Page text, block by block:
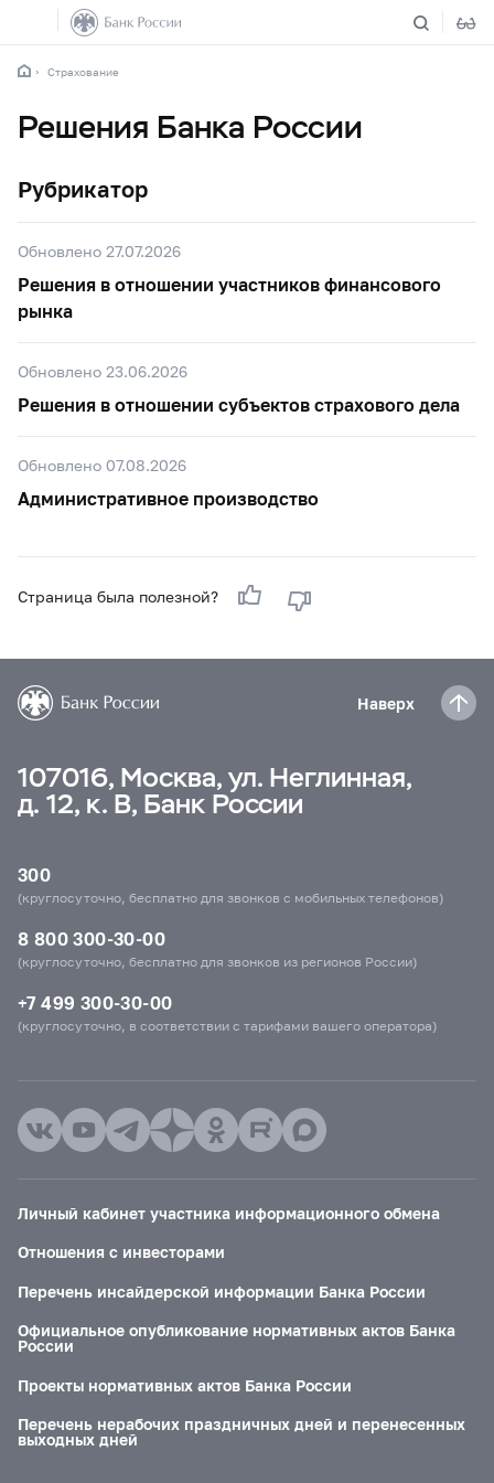
Страхование
Решения Банка России
Рубрикатор
Обновлено 27.07.2026
Решения в отношении участников финансового
рынка
Обновлено 23.06.2026
Решения в отношении субъектов страхового дела
Обновлено 07.08.2026
Административное производство
Страница была полезной?
Наверх
107016, Москва, ул. Неглинная,
д. 12, к. В, Банк России
300
(круглосуточно, бесплатно для звонков с мобильных телефонов)
8 800 300-30-00
(круглосуточно, бесплатно для звонков из регионов России)
+7 499 300-30-00
(круглосуточно, в соответствии с тарифами вашего оператора)
Личный кабинет участника информационного обмена
Отношения с инвесторами
Перечень инсайдерской информации Банка России
Официальное опубликование нормативных актов Банка
России
Проекты нормативных актов Банка России
Перечень нерабочих праздничных дней и перенесенных
выходных дней